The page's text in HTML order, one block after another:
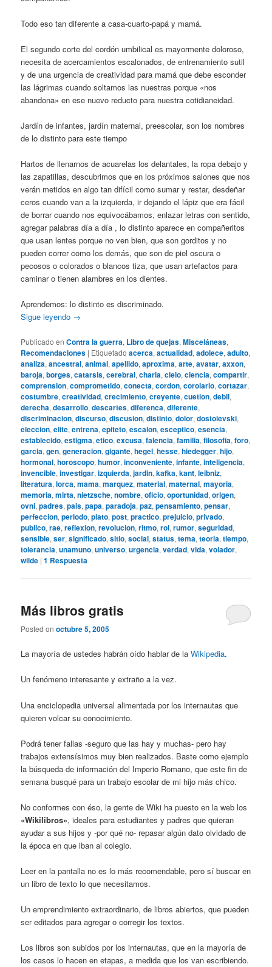
Todo eso tan diferente a casa-cuarto-papá y mamá.
El segundo corte del cordón umbilical es mayormente doloroso,
necesita de acercamientos escalonados, de entrenamiento sutil
y de una urgencia de creatividad para mamá que debe esconder
las lágrimas cuando soltamos las nuestras porque «nos
abandona» en ese nuevo reducto para nuestra cotidianeidad.
Jardín de infantes, jardín maternal, preescolar, son los nombres
de lo distinto para este tiempo
Hartos de llenarnos de acuarelas los delantales, la ropa debajo y
las zapatillas, descubrimos que en los próximos salones que nos
verán metidos en algo tan difícil como sumar y restar, desdeñar
ceros cuando van a la izquierda, ir dejando el lápiz que era fácil
de borrar cuando nos equivocábamos, enlazar letras con sentido,
agregar palabras día a día , lo distinto aparece en compañeritos
que usan lentes porque no ven bien, que son gorditos y no
pueden correr como los demás, que son de piel oscura o
pecosos o colorados o blancos tiza, que usan artefactos para
caminar o tienen alambres en los dientes.
Aprendemos: lo distinto es discriminado.
Sigue leyendo →
Publicado en Contra la guerra, Libro de quejas,Misceláneas,
Recomendaciones | Etiquetado acerca,actualidad,adolece,adulto,
analiza,ancestral,animal,apellido,aproxima,arte,avatar,axxon,
baroja,borges,catarsis,cerebral,charla,cielo,ciencia,compartir,
comprension,comprometido,conecta,cordon,corolario,cortazar,
costumbre,creatividad,crecimiento,creyente,cuetion,debil,
derecha,desarrollo,descartes,diferenca,diferente,
discriminacion,discurso,discusion,distinto,dolor,dostoievski,
eleccion,elite,entrena,epiteto,escalon,esceptico,esencia,
establecido,estigma,etico,excusa,falencia,familia,filosofia,foro,
garcia,gen,generacion,gigante,hegel,hesse,hiedegger,hijo,
hormonal,horoscopo,humor,inconveniente,infante,inteligencia,
invencible,investigar,izquierda,jardin,kafka,kant,leibniz,
literatura,lorca,mama,marquez,material,maternal,mayoria,
memoria,mirta,nietzsche,nombre,oficio,oportunidad,origen,
ovni,padres,pais,papa,paradoja,paz,pensamiento,pensar,
perfeccion,periodo,plato,post,practico,prejuicio,privado,
publico,rae,reflexion,revolucion,ritmo,rol,rumor,seguridad,
sensible,ser,significado,sitio,social,status,tema,teoria,tiempo,
tolerancia,unamuno,universo,urgencia,verdad,vida,volador,
wilde |1 Respuesta
Más libros gratis
Posted onoctubre 5, 2005
La mayoría de ustedes habrán oído hablar de laWikipedia.
Un fenómeno interesante y extraño a la vez.
Una enciclopedia universal alimentada por los internautas que
quieren volcar su conocimiento.
Podrá tener fallas -seguro que las hay y muchas- pero hay
trabajos extensísimos muy bien realizados. Baste como ejemplo
la búsqueda de información del Imperio Romano, que este fin de
semana busqué para un trabajo escolar de mi hijo más chico.
No conformes con éso, la gente de Wiki ha puesto en la web los
«Wikilibros», ideales para estudiantes y padres que quieran
ayudar a sus hijos y -por qué no- repasar algún dato olvidado de
la época en que iban al colegio.
Leer en la pantalla no es lo más recomendable, pero sí buscar en
un libro de texto lo que necesitamos.
Un emprendimiento extraordinario, de libros abiertos, que pueden
ser editados para agregar o corregir los textos.
Los libros son subidos por los internautas, que en la mayoría de
los casos lo hacen en etapas, a medida que los van escribiendo.